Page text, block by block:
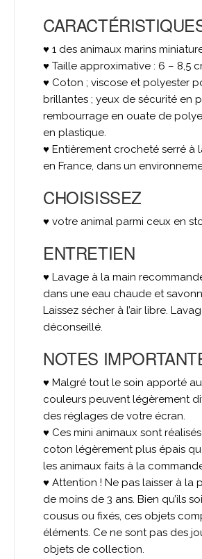
♥ 1 des animaux marins
♥ Taille approximative : 6 – 8,5
♥ Coton ; viscose et polyester
brillantes ; yeux de sécurité en
rembourrage en ouate de
en plastique.
♥ Entièrement crocheté serré à
en France, dans un
CHOISISSEZ
♥ votre animal parmi ceux en
ENTRETIEN
♥ Lavage à la main
dans une eau chaude et
Laissez sécher à l’air libre.
déconseillé.
NOTES
♥ Malgré tout le soin apporté
couleurs peuvent légèrement
des réglages de votre écran.
♥ Ces mini animaux sont
coton légèrement plus épais
les animaux faits à la
♥ Attention ! Ne pas laisser à la
de moins de 3 ans. Bien qu’ils
cousus ou fixés, ces objets
éléments. Ce ne sont pas des
objets de collection.